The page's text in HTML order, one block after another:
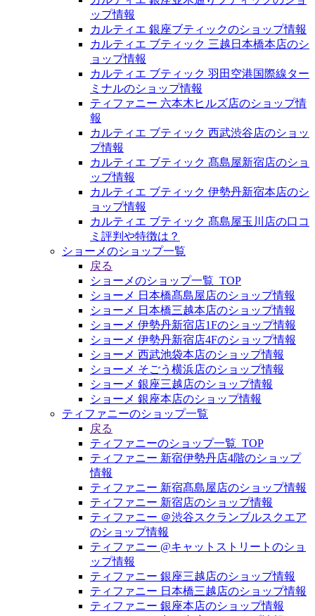
ップ情報
カルティエ 銀座ブティックのショップ情報
カルティエ ブティック 三越日本橋本店のシ
ョップ情報
カルティエ ブティック 羽田空港国際線ター
ミナルのショップ情報
ティファニー 六本木ヒルズ店のショップ情
報
カルティエ ブティック 西武渋谷店のショッ
プ情報
カルティエ ブティック 髙島屋新宿店のショ
ップ情報
カルティエ ブティック 伊勢丹新宿本店のシ
ョップ情報
カルティエ ブティック 髙島屋玉川店の口コ
ミ評判や特徴は？
ショーメのショップ一覧
戻る
ショーメのショップ一覧_TOP
ショーメ 日本橋髙島屋店のショップ情報
ショーメ 日本橋三越本店のショップ情報
ショーメ 伊勢丹新宿店1Fのショップ情報
ショーメ 伊勢丹新宿店4Fのショップ情報
ショーメ 西武池袋本店のショップ情報
ショーメ そごう横浜店のショップ情報
ショーメ 銀座三越店のショップ情報
ショーメ 銀座本店のショップ情報
ティファニーのショップ一覧
戻る
ティファニーのショップ一覧_TOP
ティファニー 新宿伊勢丹店4階のショップ
情報
ティファニー 新宿髙島屋店のショップ情報
ティファニー 新宿店のショップ情報
ティファニー ＠渋谷スクランブルスクエア
のショップ情報
ティファニー @キャットストリートのショ
ップ情報
ティファニー 銀座三越店のショップ情報
ティファニー 日本橋三越店のショップ情報
ティファニー 銀座本店のショップ情報